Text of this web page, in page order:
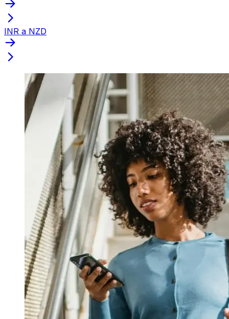
INR a NZD